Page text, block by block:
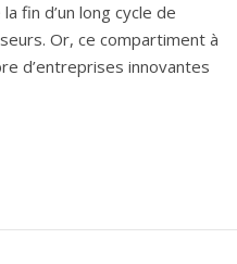
fin d’un long cycle de
Or, ce compartiment à
d’entreprises innovantes